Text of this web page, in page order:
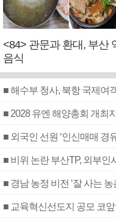
<84> 관문과 환대, 부산
음식
■ 해수부 청사, 북항 국제여
■ 2028 유엔 해양총회 개최
■ 외국인 선원 ‘인신매매 경
■ 비위 논란 부산TP, 외부인
■ 경남 농정 비전 ‘잘 사는
■ 교육혁신선도지 공모 코